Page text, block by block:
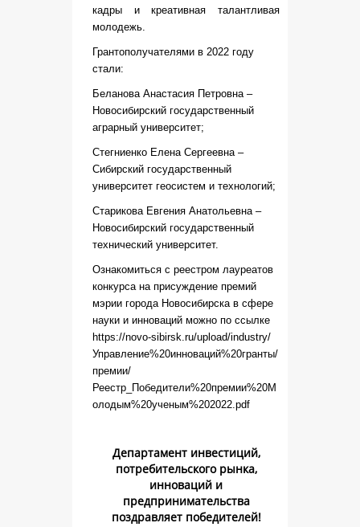
кадры и креативная талантливая
молодежь.
Грантополучателями в 2022 году
стали:
Беланова Анастасия Петровна –
Новосибирский государственный
аграрный университет;
Стегниенко Елена Сергеевна –
Сибирский государственный
университет геосистем и технологий;
Старикова Евгения Анатольевна –
Новосибирский государственный
технический университет.
Ознакомиться с реестром лауреатов
конкурса на присуждение премий
мэрии города Новосибирска в сфере
науки и инноваций можно по ссылке
https://novo-sibirsk.ru/upload/industry/
Управление%20инноваций%20гранты/
премии/
Реестр_Победители%20премии%20М
олодым%20ученым%202022.pdf
Департамент инвестиций,
потребительского рынка,
инноваций и
предпринимательства
поздравляет победителей!